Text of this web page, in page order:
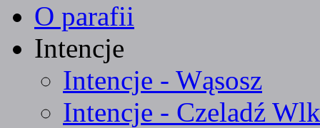
O parafii
Intencje
Intencje - Wąsosz
Intencje - Czeladź